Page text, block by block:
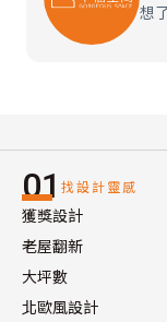
想
01 找設計靈感
獲獎設計
老屋翻新
大坪數
北歐風設計